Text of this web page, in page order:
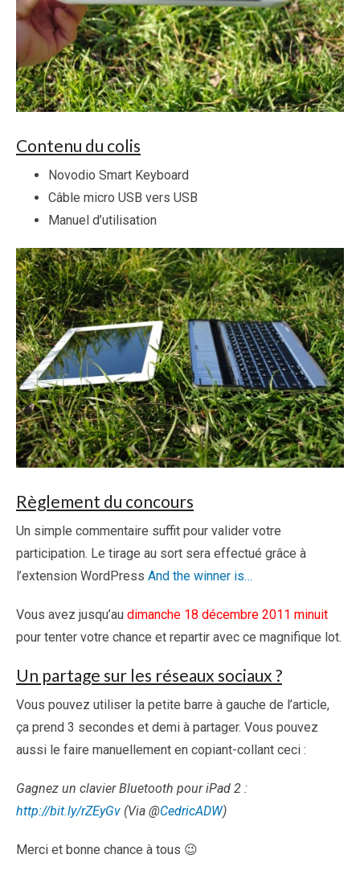
Contenu du colis
Novodio Smart Keyboard
Câble micro USB vers USB
Manuel d’utilisation
Règlement du concours
Un simple commentaire suffit pour valider votre
participation. Le tirage au sort sera effectué grâce à
l’extension WordPress And the winner is…
Vous avez jusqu’au dimanche 18 décembre 2011 minuit
pour tenter votre chance et repartir avec ce magnifique lot.
Un partage sur les réseaux sociaux ?
Vous pouvez utiliser la petite barre à gauche de l’article,
ça prend 3 secondes et demi à partager. Vous pouvez
aussi le faire manuellement en copiant-collant ceci :
Gagnez un clavier Bluetooth pour iPad 2 :
http://bit.ly/rZEyGv (Via @CedricADW)
Merci et bonne chance à tous 😉